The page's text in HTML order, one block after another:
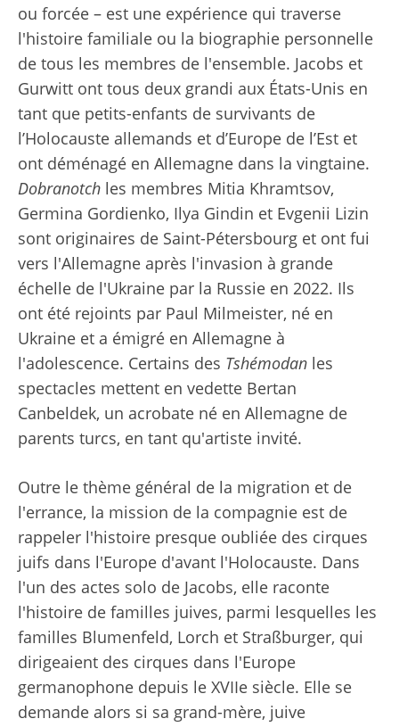
ou forcée – est une expérience qui traverse
l'histoire familiale ou la biographie personnelle
de tous les membres de l'ensemble. Jacobs et
Gurwitt ont tous deux grandi aux États-Unis en
tant que petits-enfants de survivants de
l’Holocauste allemands et d’Europe de l’Est et
ont déménagé en Allemagne dans la vingtaine.
Dobranotch les membres Mitia Khramtsov,
Germina Gordienko, Ilya Gindin et Evgenii Lizin
sont originaires de Saint-Pétersbourg et ont fui
vers l'Allemagne après l'invasion à grande
échelle de l'Ukraine par la Russie en 2022. Ils
ont été rejoints par Paul Milmeister, né en
Ukraine et a émigré en Allemagne à
l'adolescence. Certains des Tshémodan les
spectacles mettent en vedette Bertan
Canbeldek, un acrobate né en Allemagne de
parents turcs, en tant qu'artiste invité.
Outre le thème général de la migration et de
l'errance, la mission de la compagnie est de
rappeler l'histoire presque oubliée des cirques
juifs dans l'Europe d'avant l'Holocauste. Dans
l'un des actes solo de Jacobs, elle raconte
l'histoire de familles juives, parmi lesquelles les
familles Blumenfeld, Lorch et Straßburger, qui
dirigeaient des cirques dans l'Europe
germanophone depuis le XVIIe siècle. Elle se
demande alors si sa grand-mère, juive